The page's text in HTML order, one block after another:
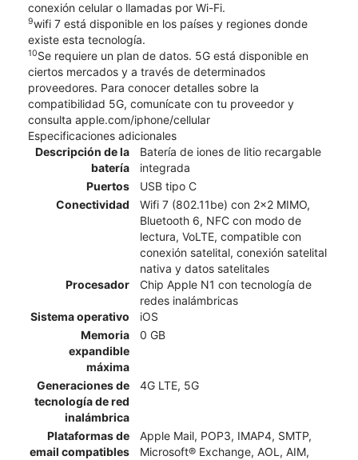
conexión celular o llamadas por Wi-Fi.
9wifi 7 está disponible en los países y regiones donde
existe esta tecnología.
10Se requiere un plan de datos. 5G está disponible en
ciertos mercados y a través de determinados
proveedores. Para conocer detalles sobre la
compatibilidad 5G, comunícate con tu proveedor y
consulta apple.com/iphone/cellular
Especificaciones adicionales
Descripción de la
batería
Batería de iones de litio recargable
integrada
Puertos
USB tipo C
Conectividad
Wifi 7 (802.11be) con 2x2 MIMO,
Bluetooth 6, NFC con modo de
lectura, VoLTE, compatible con
conexión satelital, conexión satelital
nativa y datos satelitales
Procesador
Chip Apple N1 con tecnología de
redes inalámbricas
Sistema operativo
iOS
Memoria
expandible
máxima
0 GB
Generaciones de
tecnología de red
inalámbrica
4G LTE, 5G
Plataformas de
email compatibles
Apple Mail, POP3, IMAP4, SMTP,
Microsoft® Exchange, AOL, AIM,